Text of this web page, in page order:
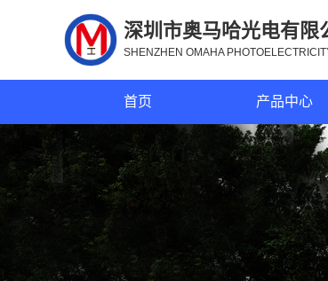
深圳市奥马哈光电有限
SHENZHEN OMAHA
首页 产品中心